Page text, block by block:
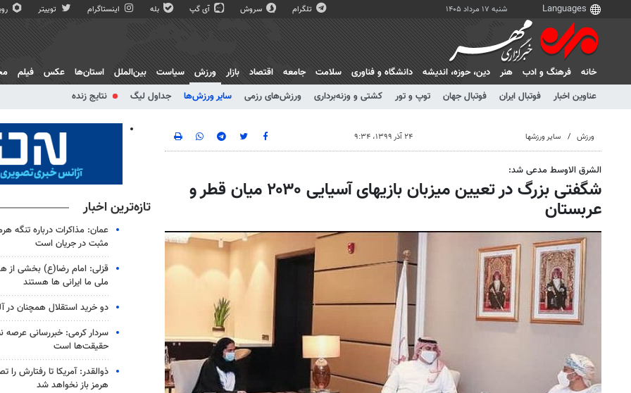
شنبه ۱۷ مرداد ۱۴۰۵ تلگرام سروش آی گپ بله اینستاگرام توییتر
خانه فرهنگ و ادب هنر دين، حوزه، انديشه دانشگاه و فناوری سلامت جامعه اقتصاد بازار
ورزش
عناوین اخبار
فوتبال ایران فوتبال جهان توپ و تور کشتی و وزنه‌برداری ورزش‌های رزمی سایر ورزش‌ها جداول لیگ نتایج زنده
سیاست بین‌الملل استان‌ها عکس فیلم
ورزش سایر ورزشها ۲۴ آذر ۱۳۹۹، ۹:۳۴
الشرق الاوسط مدعی شد:
شگفتی بزرگ در تعیین میزبان بازیهای آسیایی ۲۰۳۰ میان قطر و
عربستان تازه‌ترین اخبار
عمان: مذاکرات درباره تنگه
مثبت در جریان است
قزلی: امام رضا(ع) بخشی از
ملی ما ایرانی ها هستند
دو خرید استقلال همچنان در
سردار کرمی: خبررسانی عرصه
حقیقت‌ها است
ذوالقدر: آمریکا تا رفتارش را
هرمز باز نخواهد شد